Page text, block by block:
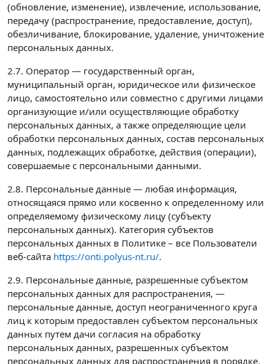
(обновление, изменение), извлечение, использование,
передачу (распространение, предоставление, доступ),
обезличивание, блокирование, удаление, уничтожение
персональных данных.
2.7. Оператор — государственный орган,
муниципальный орган, юридическое или физическое
лицо, самостоятельно или совместно с другими лицами
организующие и/или осуществляющие обработку
персональных данных, а также определяющие цели
обработки персональных данных, состав персональных
данных, подлежащих обработке, действия (операции),
совершаемые с персональными данными.
2.8. Персональные данные — любая информация,
относящаяся прямо или косвенно к определенному или
определяемому физическому лицу (субъекту
персональных данных). Категория субъектов
персональных данных в Политике – все Пользователи
веб-сайта https://onti.polyus-nt.ru/.
2.9. Персональные данные, разрешенные субъектом
персональных данных для распространения, —
персональные данные, доступ неограниченного круга
лиц к которым предоставлен субъектом персональных
данных путем дачи согласия на обработку
персональных данных, разрешенных субъектом
персональных данных для распространения в порядке,